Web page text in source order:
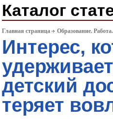
Каталог
Главная страница Образование.
Интерес,
детский
теряет